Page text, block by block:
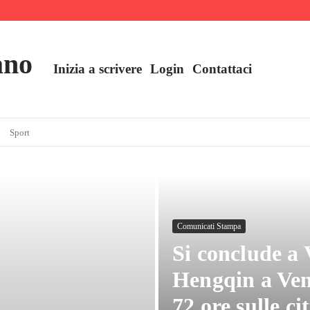
Inizia a scrivere Login Contattaci
Sport
Comunicati Stampa
Si conclude a
Hengqin a